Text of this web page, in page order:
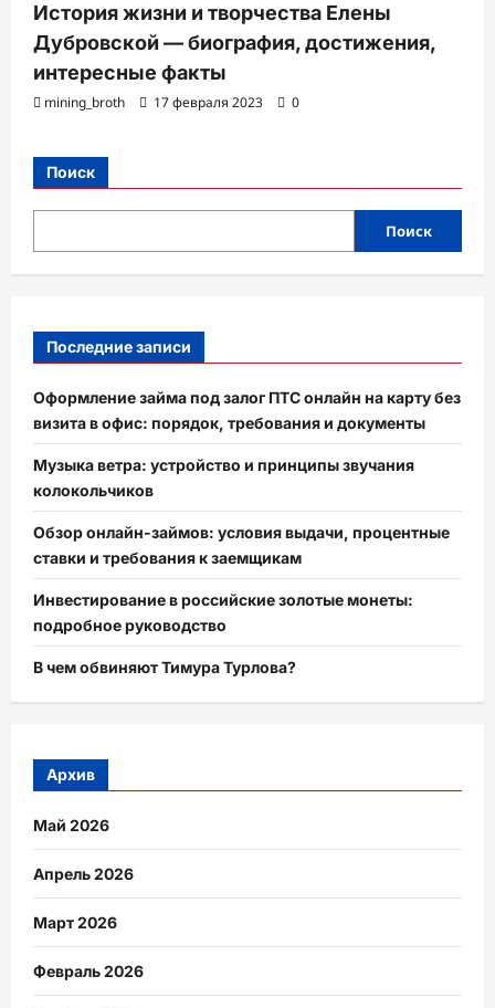
История жизни и творчества Елены
Дубровской — биография, достижения,
интересные факты
mining_broth 17 февраля 2023 0
Поиск
Поиск
Последние записи
Оформление займа под залог ПТС онлайн на карту без
визита в офис: порядок, требования и документы
Музыка ветра: устройство и принципы звучания
колокольчиков
Обзор онлайн-займов: условия выдачи, процентные
ставки и требования к заемщикам
Инвестирование в российские золотые монеты:
подробное руководство
В чем обвиняют Тимура Турлова?
Архив
Май 2026
Апрель 2026
Март 2026
Февраль 2026